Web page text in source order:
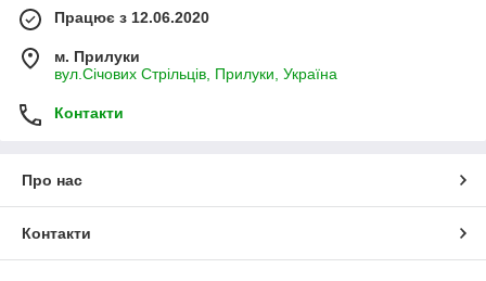
Працює з 12.06.2020
м. Прилуки
вул.Січових Стрільців, Прилуки, Україна
Контакти
Про нас
Контакти